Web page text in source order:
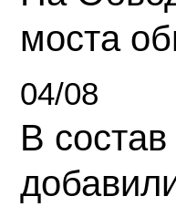
моста
04/08
В